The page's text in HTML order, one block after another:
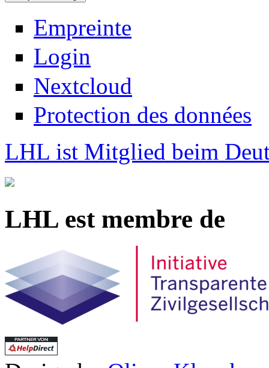
Empreinte
Login
Nextcloud
Protection des données
LHL ist Mitglied beim
LHL est membre de